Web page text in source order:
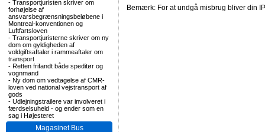
- Transportjuristen skriver om
forhøjelse af
ansvarsbegrænsningsbeløbene i
Montreal-konventionen og
Luftfartsloven
- Transportjuristerne skriver om ny
dom om gyldigheden af
voldgiftsaftaler i rammeaftaler om
transport
- Retten frifandt både speditør og
vognmand
- Ny dom om vedtagelse af CMR-
loven ved national vejstransport af
gods
- Udlejningstrailere var involveret i
færdselsuheld - og ender som en
sag i Højesteret
Magasinet Bus
Bemærk: For at undgå misbrug bliver din